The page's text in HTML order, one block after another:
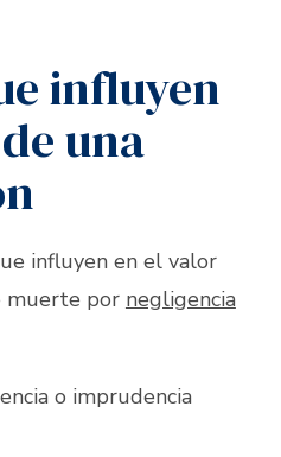
influyen
una
influyen en el valor
muerte por negligencia
o imprudencia